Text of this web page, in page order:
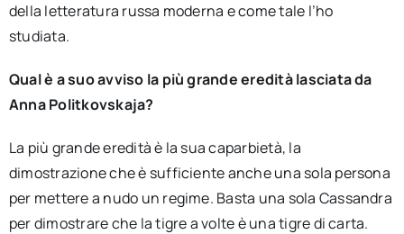
della letteratura russa moderna e come tale l’ho
studiata.
Qual è a suo avviso la più grande eredità lasciata da
Anna Politkovskaja?
La più grande eredità è la sua caparbietà, la
dimostrazione che è sufficiente anche una sola persona
per mettere a nudo un regime. Basta una sola Cassandra
per dimostrare che la tigre a volte è una tigre di carta.